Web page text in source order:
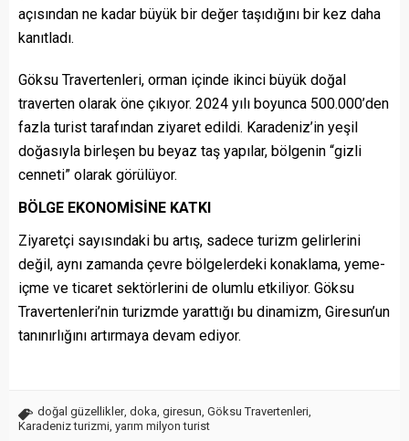
açısından ne kadar büyük bir değer taşıdığını bir kez daha
kanıtladı.
Göksu Travertenleri, orman içinde ikinci büyük doğal
traverten olarak öne çıkıyor. 2024 yılı boyunca 500.000’den
fazla turist tarafından ziyaret edildi. Karadeniz’in yeşil
doğasıyla birleşen bu beyaz taş yapılar, bölgenin “gizli
cenneti” olarak görülüyor.
BÖLGE EKONOMİSİNE KATKI
Ziyaretçi sayısındaki bu artış, sadece turizm gelirlerini
değil, aynı zamanda çevre bölgelerdeki konaklama, yeme-
içme ve ticaret sektörlerini de olumlu etkiliyor. Göksu
Travertenleri’nin turizmde yarattığı bu dinamizm, Giresun’un
tanınırlığını artırmaya devam ediyor.
doğal güzellikler, doka, giresun, Göksu Travertenleri,
Karadeniz turizmi, yarım milyon turist